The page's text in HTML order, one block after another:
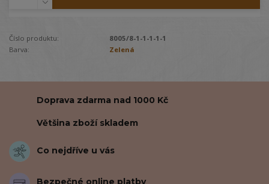
Číslo produktu:
8005/8-1-1-1-1-1
Barva:
Zelená
Doprava zdarma nad 1000 Kč
Většina zboží skladem
Co nejdříve u vás
Bezpečné online platby